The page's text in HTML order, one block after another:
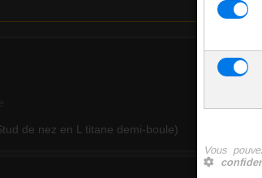
de nez en L titane demi-boule)